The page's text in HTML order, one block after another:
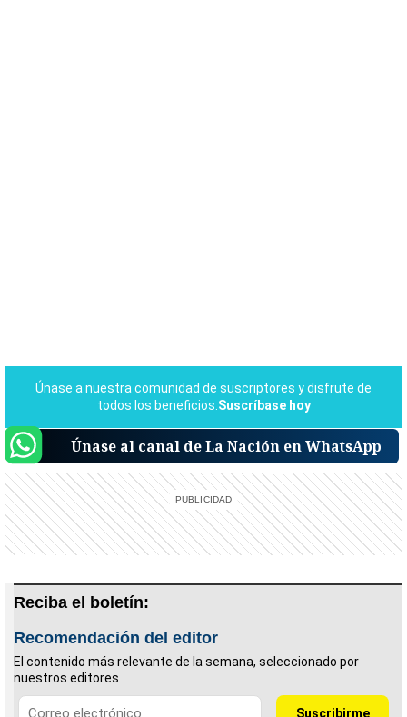
Únase al canal de La Nación en WhatsApp
Reciba el boletín:
Recomendación del editor
El contenido más relevante de la semana, seleccionado por
nuestros editores